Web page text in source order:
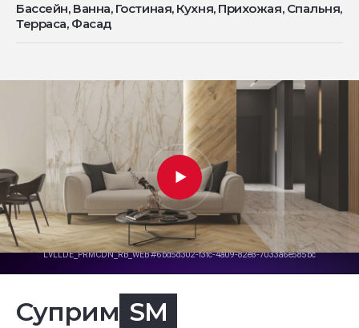
Бассейн, Ванна, Гостиная, Кухня, Прихожая, Спальня,
Терраса, Фасад
Суприм SM